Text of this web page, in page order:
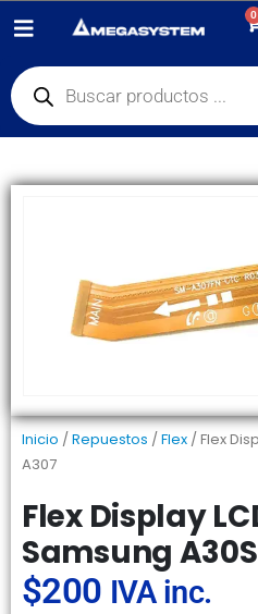
0
PRODUCTOSREPUESTOS
Inicio / Repuestos / Flex / Flex
A307
Flex Display
Samsung
$200 IVA inc.